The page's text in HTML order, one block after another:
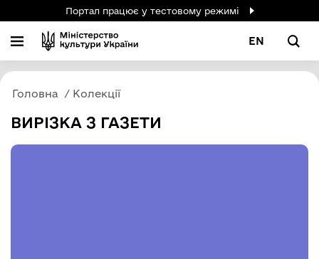
Портал працює у тестовому режимі
EN
Головна Колекції
ВИРІЗКА З ГАЗЕТИ